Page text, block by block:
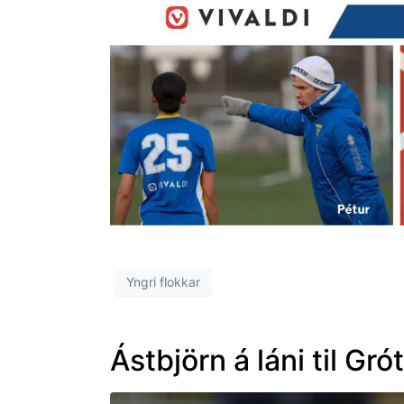
Yngri flokkar
Ástbjörn á láni til